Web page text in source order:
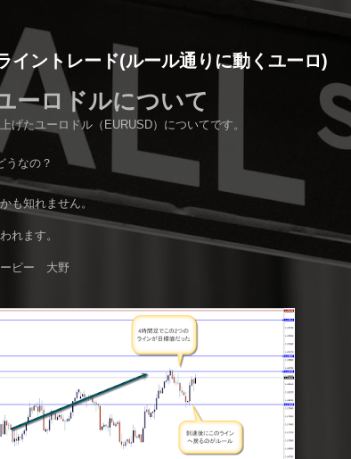
イントレード(ルール通りに動くユーロ)
ーロドルについて
げたユーロドル（EURUSD）についてです。
うなの？
も知れません。
れます。
ーピー 大野